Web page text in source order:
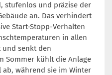
stufenlos und präzise der
an. Das verhindert
Start-Stopp-Verhalten
in allen
senkt den
Sommer kühlt die Anlage
während sie im Winter